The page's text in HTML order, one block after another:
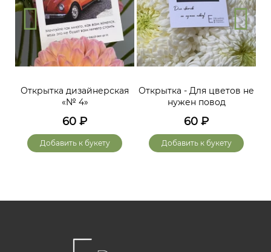
Открытка дизайнерская
«№ 4»
60 ₽
Добавить к букету
Открытка - Для цветов не
нужен повод
60 ₽
Добавить к букету